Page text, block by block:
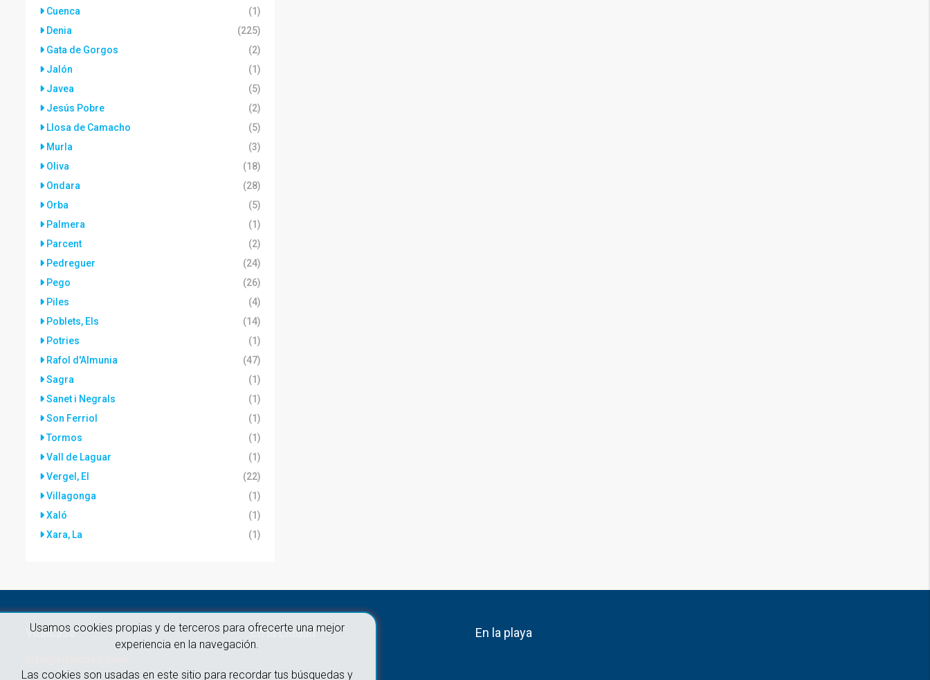
Usamos cookies propias y de terceros para ofrecerte una mejor
experiencia en la navegación.
Las cookies son usadas en este sitio para recordar tus búsquedas y
Cuenca
(1)
Denia
(225)
Gata de Gorgos
(2)
Jalón
(1)
Javea
(5)
Jesús Pobre
(2)
Llosa de Camacho
(5)
Murla
(3)
Oliva
(18)
Ondara
(28)
Orba
(5)
Palmera
(1)
Parcent
(2)
Pedreguer
(24)
Pego
(26)
Piles
(4)
Poblets, Els
(14)
Potries
(1)
Rafol d'Almunia
(47)
Sagra
(1)
Sanet i Negrals
(1)
Son Ferriol
(1)
Tormos
(1)
Vall de Laguar
(1)
Vergel, El
(22)
Villagonga
(1)
Xaló
(1)
Xara, La
(1)
Vitalcasa En la ciudad En la playa